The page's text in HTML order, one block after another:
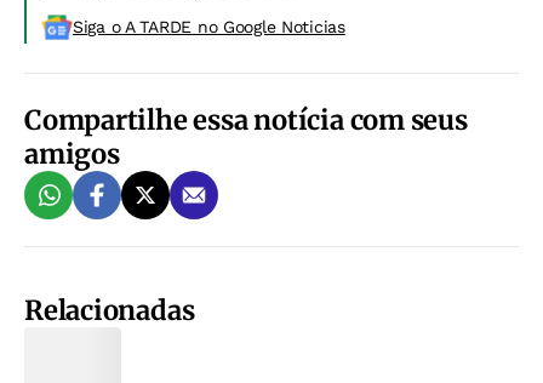
Siga o A TARDE no Google Noticias
Compartilhe essa notícia com seus
amigos
Relacionadas